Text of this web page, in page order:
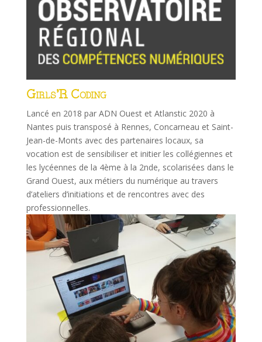
Girls’R Coding
Lancé en 2018 par ADN Ouest et Atlanstic 2020 à
Nantes puis transposé à Rennes, Concarneau et Saint-
Jean-de-Monts avec des partenaires locaux, sa
vocation est de sensibiliser et initier les collégiennes et
les lycéennes de la 4ème à la 2nde, scolarisées dans le
Grand Ouest, aux métiers du numérique au travers
d’ateliers d’initiations et de rencontres avec des
professionnelles.